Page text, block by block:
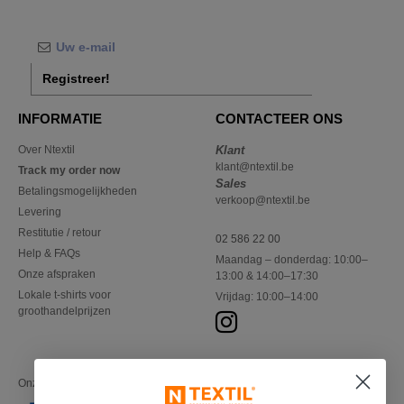
Registreer!
INFORMATIE
Over Ntextil
Track my order now
Betalingsmogelijkheden
Levering
Restitutie / retour
Help & FAQs
Onze afspraken
Lokale t-shirts voor
groothandelprijzen
CONTACTEER ONS
Klant
klant@ntextil.be
Sales
verkoop@ntextil.be
02 586 22 00
Maandag – donderdag: 10:00–
13:00 & 14:00–17:30
Vrijdag: 10:00–14:00
Onze financiële partners